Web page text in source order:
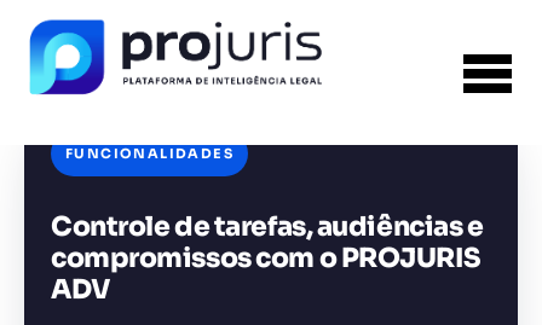
FUNCIONALIDADES
Controle de tarefas, audiências e
compromissos com o PROJURIS
ADV
FERRAMENTA RECOMENDADA PARA ESTE